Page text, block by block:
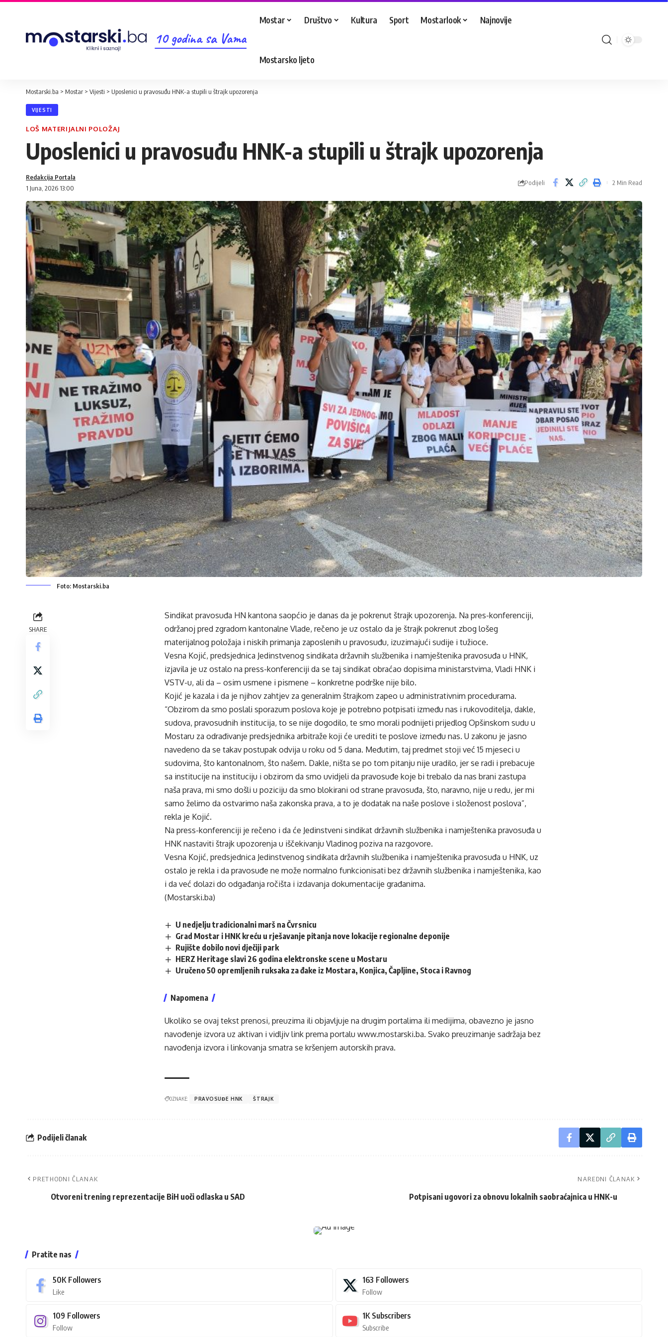
10 godina sa Vama
Mostar Društvo Kultura Sport Mostarlook Najnovije
Mostarsko ljeto
Mostarski.ba > Mostar > Vijesti > Uposlenici u pravosuđu HNK-a stupili u štrajk upozorenja
VIJESTI
LOŠ MATERIJALNI POLOŽAJ
Uposlenici u pravosuđu HNK-a stupili u štrajk upozorenja
1 Juna, 2026 13:00
Redakcija Portala
Podijeli 2 Min Read
Foto: Mostarski.ba
SHARE
Sindikat pravosuđa HN kantona saopćio je danas da je pokrenut štrajk upozorenja. Na pres-konferenciji,
održanoj pred zgradom kantonalne Vlade, rečeno je uz ostalo da je štrajk pokrenut zbog lošeg
materijalnog položaja i niskih primanja zaposlenih u pravosuđu, izuzimajući sudije i tužioce.
Vesna Kojić, predsjednica Jedinstvenog sindikata državnih službenika i namještenika pravosuđa u HNK,
izjavila je uz ostalo na press-konferenciji da se taj sindikat obraćao dopisima ministarstvima, Vladi HNK i
VSTV-u, ali da – osim usmene i pismene – konkretne podrške nije bilo.
Kojić je kazala i da je njihov zahtjev za generalnim štrajkom zapeo u administrativnim procedurama.
“Obzirom da smo poslali sporazum poslova koje je potrebno potpisati između nas i rukovoditelja, dakle,
sudova, pravosudnih institucija, to se nije dogodilo, te smo morali podnijeti prijedlog Opšinskom sudu u
Mostaru za odrađivanje predsjednika arbitraže koji će urediti te poslove između nas. U zakonu je jasno
navedeno da se takav postupak odvija u roku od 5 dana. Međutim, taj predmet stoji već 15 mjeseci u
sudovima, što kantonalnom, što našem. Dakle, ništa se po tom pitanju nije uradilo, jer se radi i prebacuje
sa institucije na instituciju i obzirom da smo uvidjeli da pravosuđe koje bi trebalo da nas brani zastupa
naša prava, mi smo došli u poziciju da smo blokirani od strane pravosuđa, što, naravno, nije u redu, jer mi
samo želimo da ostvarimo naša zakonska prava, a to je dodatak na naše poslove i složenost poslova”,
rekla je Kojić.
Na press-konferenciji je rečeno i da će Jedinstveni sindikat državnih službenika i namještenika pravosuđa u
HNK nastaviti štrajk upozorenja u iščekivanju Vladinog poziva na razgovore.
Vesna Kojić, predsjednica Jedinstvenog sindikata državnih službenika i namještenika pravosuđa u HNK, uz
ostalo je rekla i da pravosuđe ne može normalno funkcionisati bez državnih službenika i namještenika, kao
i da već dolazi do odgađanja ročišta i izdavanja dokumentacije građanima.
(Mostarski.ba)
U nedjelju tradicionalni marš na Čvrsnicu
Grad Mostar i HNK kreću u rješavanje pitanja nove lokacije regionalne deponije
Rujište dobilo novi dječiji park
HERZ Heritage slavi 26 godina elektronske scene u Mostaru
Uručeno 50 opremljenih ruksaka za đake iz Mostara, Konjica, Čapljine, Stoca i Ravnog
Napomena
Ukoliko se ovaj tekst prenosi, preuzima ili objavljuje na drugim portalima ili medijima, obavezno je jasno
navođenje izvora uz aktivan i vidljiv link prema portalu www.mostarski.ba. Svako preuzimanje sadržaja bez
navođenja izvora i linkovanja smatra se kršenjem autorskih prava.
OZNAKE: PRAVOSUĐE HNK ŠTRAJK
Podijeli članak
PRETHODNI ČLANAK
Otvoreni trening reprezentacije BiH uoči odlaska u SAD
NAREDNI ČLANAK
Potpisani ugovori za obnovu lokalnih saobraćajnica u HNK-u
Pratite nas
50K Followers
Like
163 Followers
Follow
109 Followers
Follow
1K Subscribers
Subscribe